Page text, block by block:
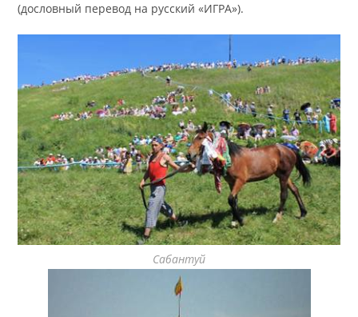
(дословный перевод на русский «ИГРА»).
Сабантуй